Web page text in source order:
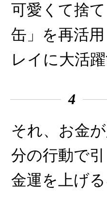
可愛くて捨
缶」を再活
レイに大活
4
それ、お金
分の行動で
金運を上げ